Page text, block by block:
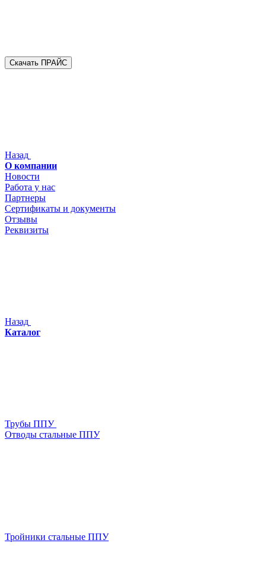
Скачать ПРАЙС
Назад
О компании
Новости
Работа у нас
Партнеры
Сертификаты и документы
Отзывы
Реквизиты
Назад
Каталог
Трубы ППУ
Отводы стальные ППУ
Тройники стальные ППУ